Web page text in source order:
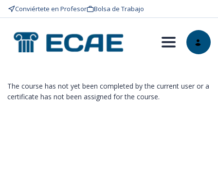
Conviértete en Profesor Bolsa de Trabajo
Toggle
The course has not yet been completed by the current user or a
certificate has not been assigned for the course.